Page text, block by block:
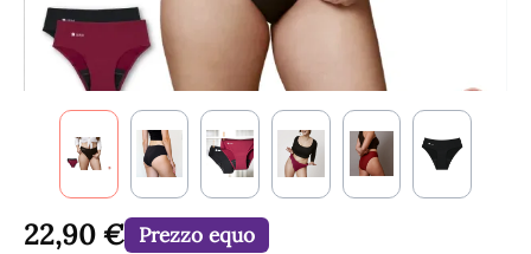
22,90 € Prezzo equo